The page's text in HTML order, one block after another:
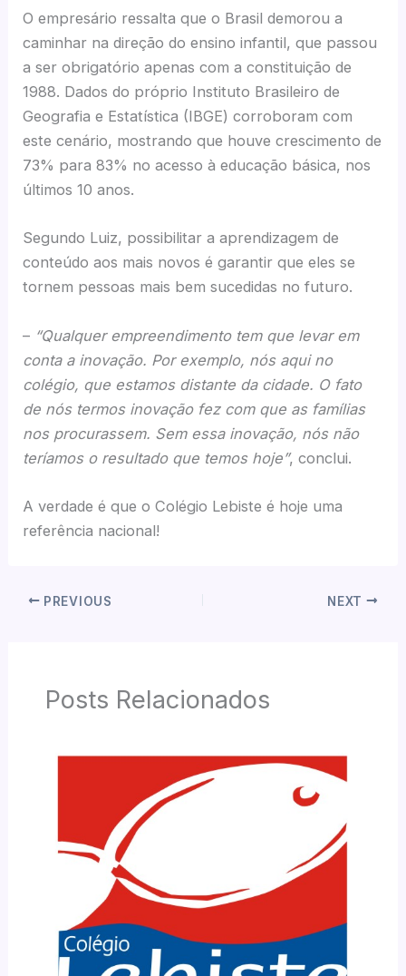
O empresário ressalta que o Brasil demorou a
caminhar na direção do ensino infantil, que passou
a ser obrigatório apenas com a constituição de
1988. Dados do próprio Instituto Brasileiro de
Geografia e Estatística (IBGE) corroboram com
este cenário, mostrando que houve crescimento de
73% para 83% no acesso à educação básica, nos
últimos 10 anos.
Segundo Luiz, possibilitar a aprendizagem de
conteúdo aos mais novos é garantir que eles se
tornem pessoas mais bem sucedidas no futuro.
– “Qualquer empreendimento tem que levar em
conta a inovação. Por exemplo, nós aqui no
colégio, que estamos distante da cidade. O fato
de nós termos inovação fez com que as famílias
nos procurassem. Sem essa inovação, nós não
teríamos o resultado que temos hoje”, conclui.
A verdade é que o Colégio Lebiste é hoje uma
referência nacional!
PREVIOUS NEXT
Posts Relacionados